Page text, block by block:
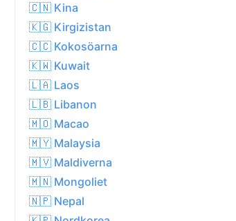
Delvis molnigt
35.5°C
29.6°C
🇨🇳 Kina
🇰🇬 Kirgizistan
🇨🇨 Kokosöarna
🇰🇼 Kuwait
🇱🇦 Laos
🇱🇧 Libanon
🇲🇴 Macao
🇲🇾 Malaysia
🇲🇻 Maldiverna
🇲🇳 Mongoliet
🇳🇵 Nepal